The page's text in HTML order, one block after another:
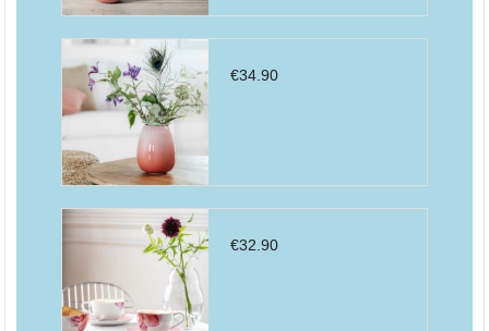
€34.90
€32.90